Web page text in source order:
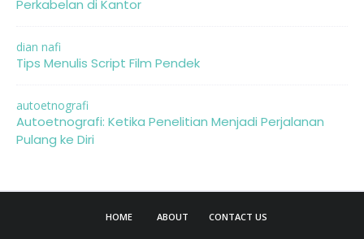
Perkabelan di Kantor
dian nafi
Tips Menulis Script Film Pendek
autoetnografi
Autoetnografi: Ketika Penelitian Menjadi Perjalanan
Pulang ke Diri
HOME ABOUT CONTACT US